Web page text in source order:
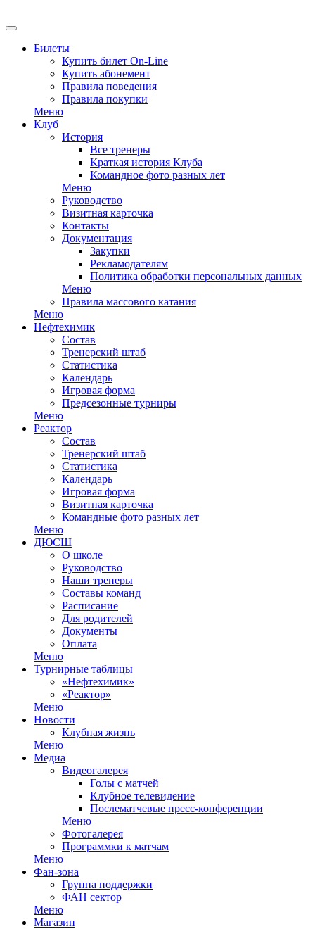
Билеты
Купить билет On-Line
Купить абонемент
Правила поведения
Правила покупки
Меню
Клуб
История
Все тренеры
Краткая история Клуба
Командное фото разных лет
Меню
Руководство
Визитная карточка
Контакты
Документация
Закупки
Рекламодателям
Политика обработки персональных данных
Меню
Правила массового катания
Меню
Нефтехимик
Состав
Тренерский штаб
Статистика
Календарь
Игровая форма
Предсезонные турниры
Меню
Реактор
Состав
Тренерский штаб
Статистика
Календарь
Игровая форма
Визитная карточка
Командные фото разных лет
Меню
ДЮСШ
О школе
Руководство
Наши тренеры
Составы команд
Расписание
Для родителей
Документы
Оплата
Меню
Турнирные таблицы
«Нефтехимик»
«Реактор»
Меню
Новости
Клубная жизнь
Меню
Медиа
Видеогалерея
Голы с матчей
Клубное телевидение
Послематчевые пресс-конференции
Меню
Фотогалерея
Программки к матчам
Меню
Фан-зона
Группа поддержки
ФАН сектор
Меню
Магазин